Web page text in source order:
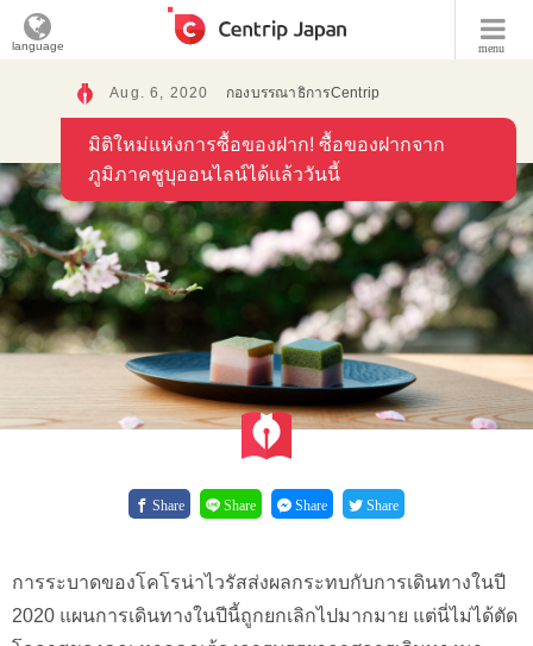
menu
language
Aug. 6, 2020 กองบรรณาธิการCentrip
มิติใหม่แห่งการซื้อของฝาก! ซื้อของฝากจาก
ภูมิภาคชูบุออนไลน์ได้แล้ววันนี้
Share Share Share Share
การระบาดของโคโรน่าไวรัสส่งผลกระทบกับการเดินทางในปี
2020 แผนการเดินทางในปีนี้ถูกยกเลิกไปมากมาย แต่นี่ไม่ได้ตัด